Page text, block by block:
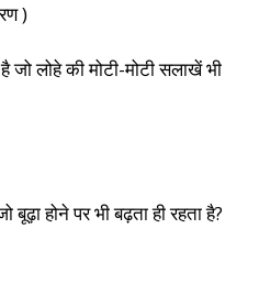
)
लोहे की मोटी-मोटी सलाखें भी
होने पर भी बढ़ता ही रहता है?